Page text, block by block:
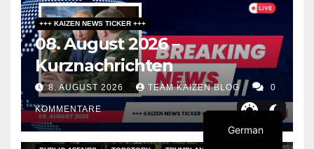
+++ KAIZEN NEWS TICKER +++
08. August 2026 –
Kurznachrichten
8. AUGUST 2026 TEAM KAIZEN BLOG 0
KOMMENTARE
German